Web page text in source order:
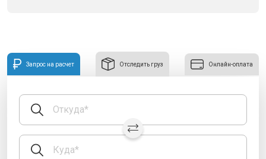
Запрос на расчет Отследить груз Онлайн-оплата